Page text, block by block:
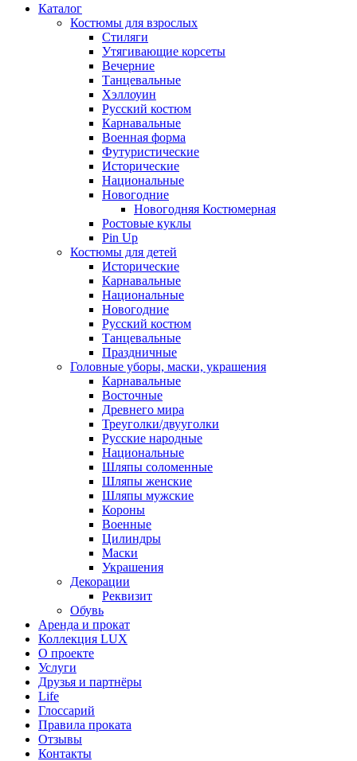
Каталог
Костюмы для взрослых
Стиляги
Утягивающие корсеты
Вечерние
Танцевальные
Хэллоуин
Русский костюм
Карнавальные
Военная форма
Футуристические
Исторические
Национальные
Новогодние
Новогодняя Костюмерная
Ростовые куклы
Pin Up
Костюмы для детей
Исторические
Карнавальные
Национальные
Новогодние
Русский костюм
Танцевальные
Праздничные
Головные уборы, маски, украшения
Карнавальные
Восточные
Древнего мира
Треуголки/двууголки
Русские народные
Национальные
Шляпы соломенные
Шляпы женские
Шляпы мужские
Короны
Военные
Цилиндры
Маски
Украшения
Декорации
Реквизит
Обувь
Аренда и прокат
Коллекция LUX
О проекте
Услуги
Друзья и партнёры
Life
Глоссарий
Правила проката
Отзывы
Контакты